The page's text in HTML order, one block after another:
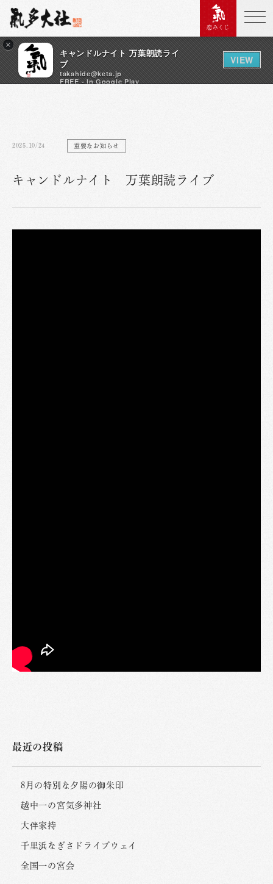
×
キャンドルナイト 万葉朗読ライ
ブ
takahide@keta.jp
FREE - In Google Play
VIEW
恋みくじ
2025.10/24 重要なお知らせ
キャンドルナイト 万葉朗読ライブ
最近の投稿
8月の特別な夕陽の御朱印
越中一の宮気多神社
大伴家持
千里浜なぎさドライブウェイ
全国一の宮会